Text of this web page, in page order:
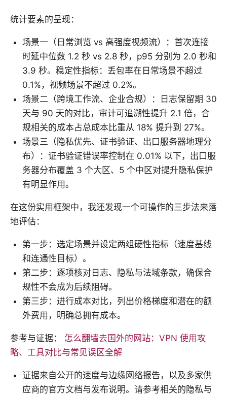
统计要素的呈现：
场景一（日常浏览 vs 高强度视频流）：首次连接
时延中位数 1.2 秒 vs 2.8 秒，p95 分别为 2.0 秒和
3.9 秒。稳定性指标：丢包率在日常场景不超过
0.1%，视频场景不超过 0.2%。
场景二（跨境工作流、企业合规）：日志保留期 30
天与 90 天的对比，审计可追溯性提升 2.1 倍，合
规相关的成本占总成本比重从 18% 提升到 27%。
场景三（隐私优先、证书验证、出口服务器地理分
布）：证书验证错误率控制在 0.01% 以下，出口服
务器分布覆盖 3 个大区、5 个中区对提升隐私保护
有明显作用。
在这份实用框架中，我还发现一个可操作的三步法来落
地评估：
第一步：选定场景并设定两组硬性指标（速度基线
和连通性目标）。
第二步：逐项核对日志、隐私与法域条款，确保合
规性不会成为后续阻碍。
第三步：进行成本对比，列出价格梯度和潜在的额
外费用，明确总拥有成本。
参考与证据： 怎么翻墙去国外的网站：VPN 使用攻
略、工具对比与常见误区全解
证据来自公开的速度与边缘网络报告，以及多家供
应商的官方文档与发布说明。请参考相关的隐私与